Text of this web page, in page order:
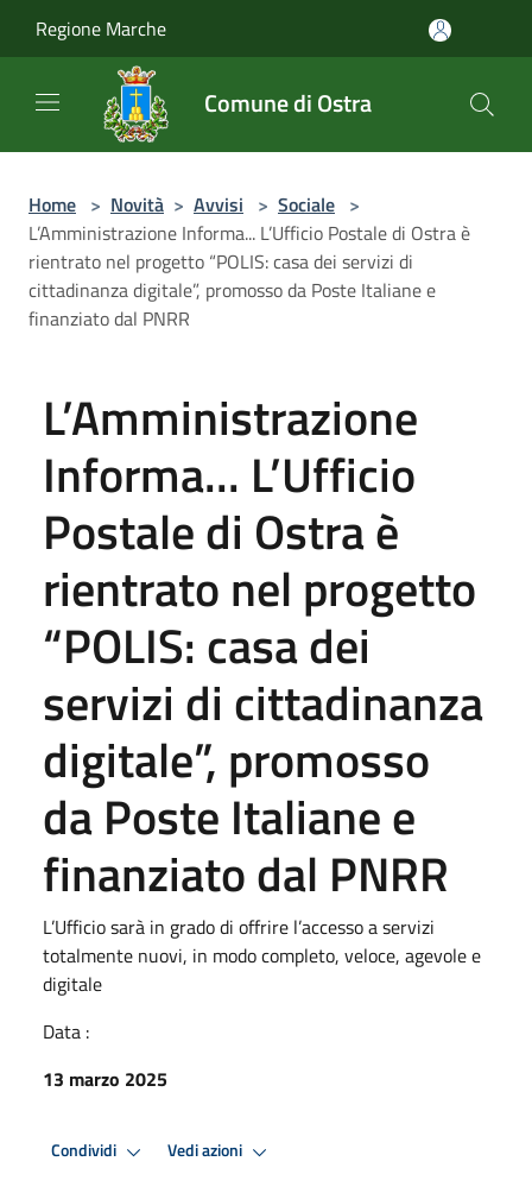
Regione Marche
Comune di Ostra
Home > Novità > Avvisi > Sociale >
L’Amministrazione Informa... L’Ufficio Postale di Ostra è
rientrato nel progetto “POLIS: casa dei servizi di
cittadinanza digitale”, promosso da Poste Italiane e
finanziato dal PNRR
L’Amministrazione
Informa... L’Ufficio
Postale di Ostra è
rientrato nel progetto
“POLIS: casa dei
servizi di cittadinanza
digitale”, promosso
da Poste Italiane e
finanziato dal PNRR
L’Ufficio sarà in grado di offrire l’accesso a servizi
totalmente nuovi, in modo completo, veloce, agevole e
digitale
Data :
13 marzo 2025
Condividi Vedi azioni